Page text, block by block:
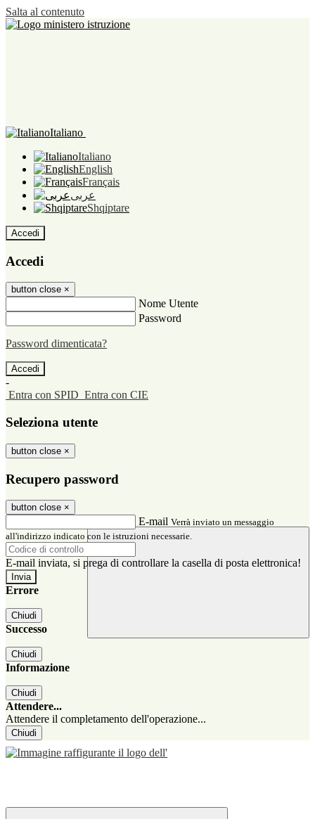
Salta al contenuto
Italiano
Italiano
English
Français
عربى
Shqiptare
Accedi
Accedi
button close ×
Nome Utente
Password
Password dimenticata?
-
Entra con SPID Entra con CIE
Seleziona utente
button close ×
Recupero password
button close ×
E-mail Verrà inviato un messaggio
all'indirizzo indicato con le istruzioni necessarie.
E-mail inviata, si prega di controllare la casella di posta elettronica!
Errore
Chiudi
Successo
Chiudi
Informazione
Chiudi
Attendere...
Attendere il completamento dell'operazione...
Chiudi